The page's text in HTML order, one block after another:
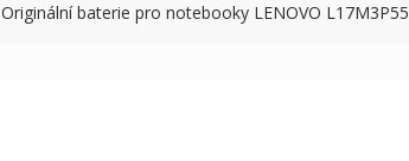
Originální baterie pro notebooky LENOVO L17M3P55